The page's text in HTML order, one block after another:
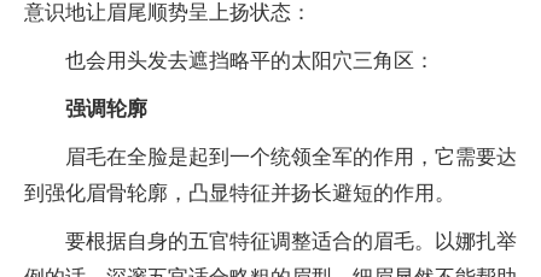
意识地让眉尾顺势呈上扬状态：
也会用头发去遮挡略平的太阳穴三角区：
强调轮廓
眉毛在全脸是起到一个统领全军的作用，它需要达
到强化眉骨轮廓，凸显特征并扬长避短的作用。
要根据自身的五官特征调整适合的眉毛。以娜扎举